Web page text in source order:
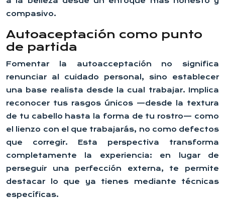
compasivo.
Autoaceptación como punto
de partida
Fomentar la autoacceptación no significa
renunciar al cuidado personal, sino establecer
una base realista desde la cual trabajar. Implica
reconocer tus rasgos únicos —desde la textura
de tu cabello hasta la forma de tu rostro— como
el lienzo con el que trabajarás, no como defectos
que corregir. Esta perspectiva transforma
completamente la experiencia: en lugar de
perseguir una perfección externa, te permite
destacar lo que ya tienes mediante técnicas
específicas.